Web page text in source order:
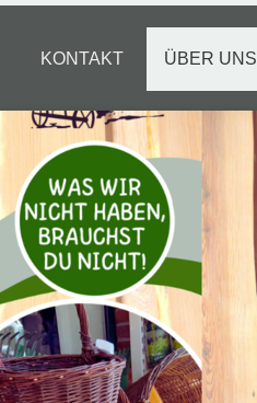
KONTAKT ÜBER UNS